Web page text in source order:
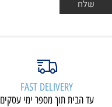
FAST DELIVERY
עד הבית תוך מספר ימי עסקים